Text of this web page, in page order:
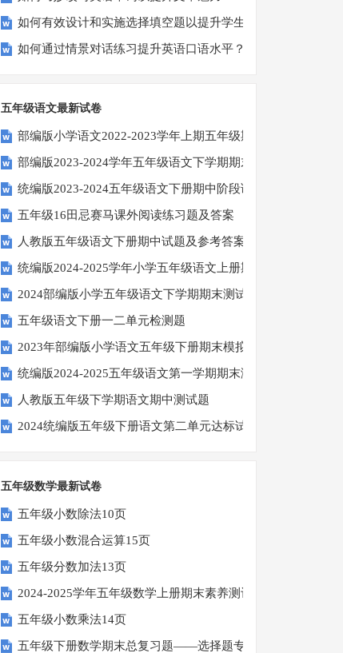
如何有效设计和实施选择填空题以提升学生学习效果？
如何通过情景对话练习提升英语口语水平？
五年级语文最新试卷
部编版小学语文2022-2023学年上期五年级期末试题
部编版2023-2024学年五年级语文下学期期末考前质量冲刺卷
统编版2023-2024五年级语文下册期中阶段调研卷
五年级16田忌赛马课外阅读练习题及答案
人教版五年级语文下册期中试题及参考答案
统编版2024-2025学年小学五年级语文上册期中试卷
2024部编版小学五年级语文下学期期末测试卷
五年级语文下册一二单元检测题
2023年部编版小学语文五年级下册期末模拟题
统编版2024-2025五年级语文第一学期期末测试卷
人教版五年级下学期语文期中测试题
2024统编版五年级下册语文第二单元达标试题
五年级数学最新试卷
五年级小数除法10页
五年级小数混合运算15页
五年级分数加法13页
2024-2025学年五年级数学上册期末素养测评卷（考试版A4
五年级小数乘法14页
五年级下册数学期末总复习题——选择题专项练习